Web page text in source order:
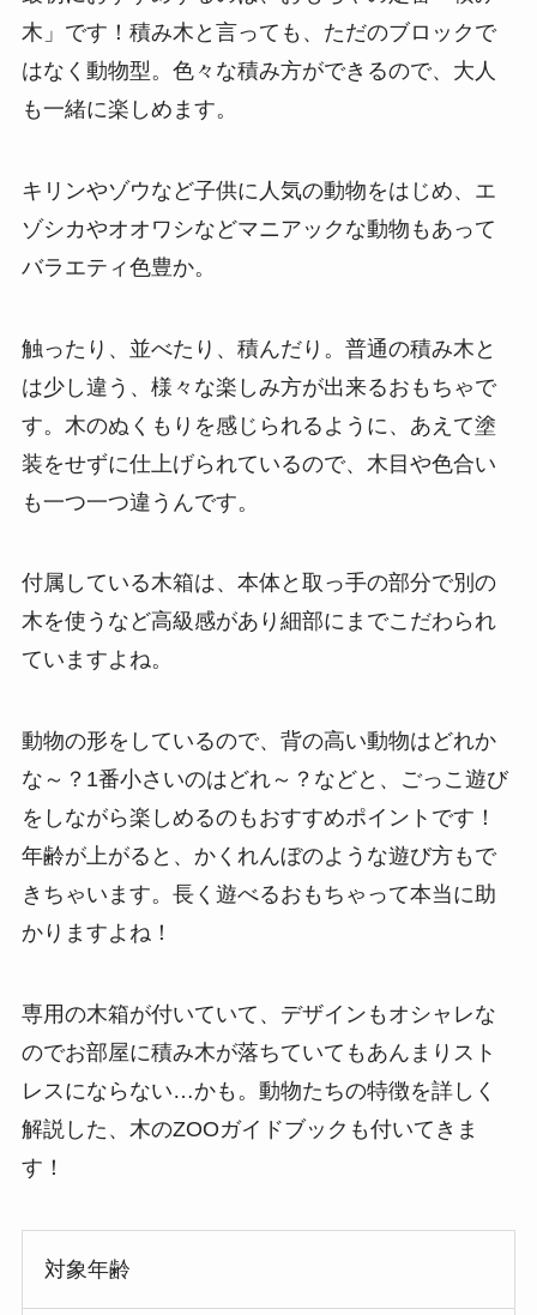
木」です！積み木と言っても、ただのブロックで
はなく動物型。色々な積み方ができるので、大人
も一緒に楽しめます。
キリンやゾウなど子供に人気の動物をはじめ、エ
ゾシカやオオワシなどマニアックな動物もあって
バラエティ色豊か。
触ったり、並べたり、積んだり。普通の積み木と
は少し違う、様々な楽しみ方が出来るおもちゃで
す。木のぬくもりを感じられるように、あえて塗
装をせずに仕上げられているので、木目や色合い
も一つ一つ違うんです。
付属している木箱は、本体と取っ手の部分で別の
木を使うなど高級感があり細部にまでこだわられ
ていますよね。
動物の形をしているので、背の高い動物はどれか
な～？1番小さいのはどれ～？などと、ごっこ遊び
をしながら楽しめるのもおすすめポイントです！
年齢が上がると、かくれんぼのような遊び方もで
きちゃいます。長く遊べるおもちゃって本当に助
かりますよね！
専用の木箱が付いていて、デザインもオシャレな
のでお部屋に積み木が落ちていてもあんまりスト
レスにならない…かも。動物たちの特徴を詳しく
解説した、木のZOOガイドブックも付いてきま
す！
対象年齢